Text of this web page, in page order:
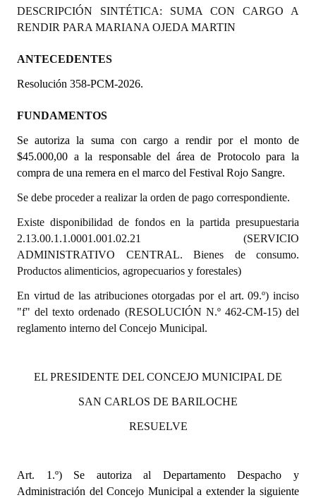
Programas
Constitución Nacional
Carta Orgánica 2007
Reglamento Interno
Digesto
Organigrama
DOCUMENTOS
Proyectos Presentados
Actas de Sesión
Informes de Unidad Coordinadora
Ejecución Presupuestaria
NORMATIVA
DESCRIPCIÓN SINTÉTICA: SUMA CON CARGO A
RENDIR PARA MARIANA OJEDA MARTIN
ANTECEDENTES
Resolución 358-PCM-2026.
FUNDAMENTOS
Se autoriza la suma con cargo a rendir por el monto de
$45.000,00 a la responsable del área de Protocolo para la
compra de una remera en el marco del Festival Rojo Sangre.
Se debe proceder a realizar la orden de pago correspondiente.
Existe disponibilidad de fondos en la partida presupuestaria
2.13.00.1.1.0001.001.02.21 (SERVICIO
ADMINISTRATIVO CENTRAL. Bienes de consumo.
Productos alimenticios, agropecuarios y forestales)
En virtud de las atribuciones otorgadas por el art. 09.º) inciso
"f" del texto ordenado (RESOLUCIÓN N.º 462-CM-15) del
reglamento interno del Concejo Municipal.
EL PRESIDENTE DEL CONCEJO MUNICIPAL DE
SAN CARLOS DE BARILOCHE
RESUELVE
Art. 1.º) Se autoriza al Departamento Despacho y
Administración del Concejo Municipal a extender la siguiente